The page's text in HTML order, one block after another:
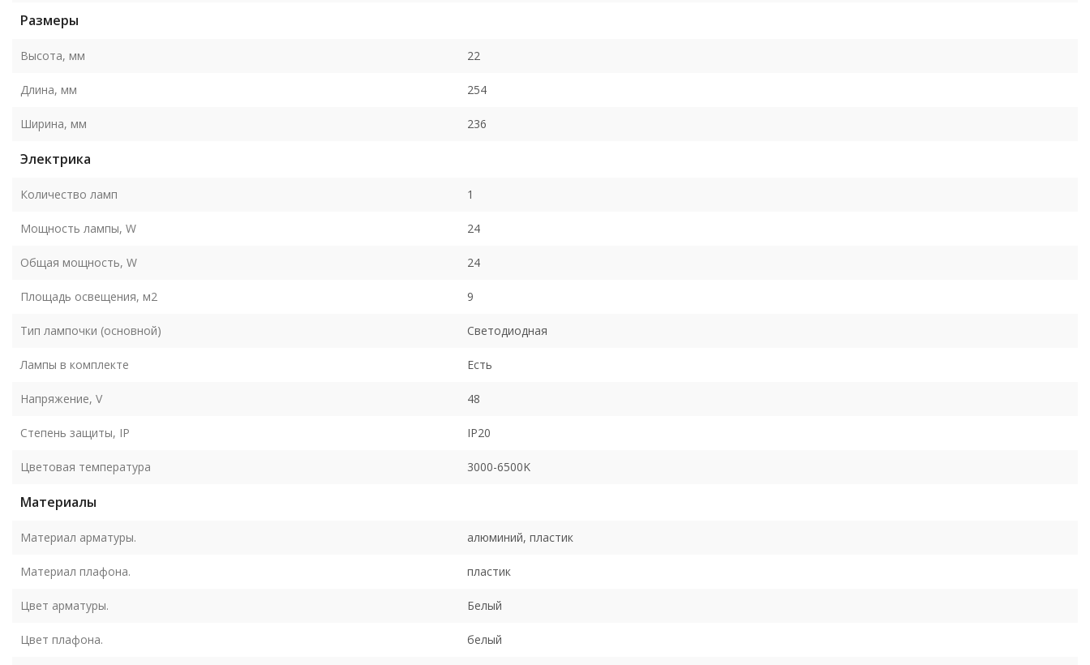
Размеры
Высота, мм 22
Длина, мм 254
Ширина, мм 236
Электрика
Количество ламп 1
Мощность лампы, W 24
Общая мощность, W 24
Площадь освещения, м2 9
Тип лампочки (основной) Светодиодная
Лампы в комплекте Есть
Напряжение, V 48
Степень защиты, IP IP20
Цветовая температура 3000-6500K
Материалы
Материал арматуры. алюминий, пластик
Материал плафона. пластик
Цвет арматуры. Белый
Цвет плафона. белый